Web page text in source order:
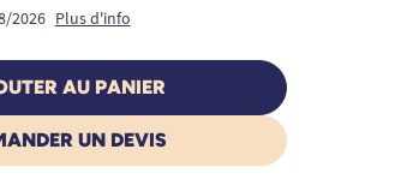
2026 Plus d'info
AU PANIER
UN DEVIS